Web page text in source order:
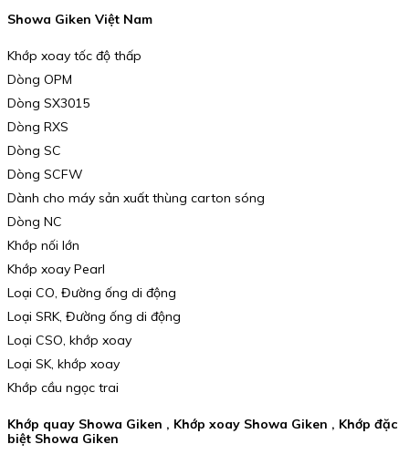
Showa Giken Việt Nam
Khớp xoay tốc độ thấp
Dòng OPM
Dòng SX3015
Dòng RXS
Dòng SC
Dòng SCFW
Dành cho máy sản xuất thùng carton sóng
Dòng NC
Khớp nối lớn
Khớp xoay Pearl
Loại CO, Đường ống di động
Loại SRK, Đường ống di động
Loại CSO, khớp xoay
Loại SK, khớp xoay
Khớp cầu ngọc trai
Khớp quay Showa Giken , Khớp xoay Showa Giken , Khớp đặc
biệt Showa Giken